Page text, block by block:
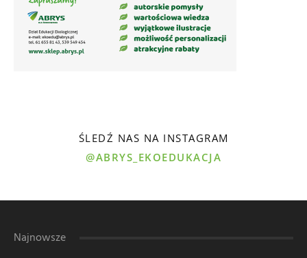
ŚLEDŹ NAS NA INSTAGRAM
@ABRYS_EKOEDUKACJA
Najnowsze